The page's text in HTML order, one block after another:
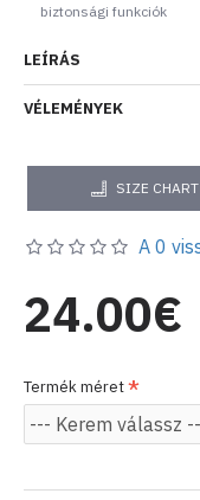
biztonsági funkciók
LEÍRÁS
VÉLEMÉNYEK
SIZE CHART
A 0
24.00€
Termék méret